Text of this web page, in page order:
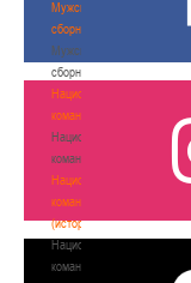
Мужские
сборные
Мужские
сборные
Национальная
команда
Национальная
команда
Национальная
команда
(история)
Национальная
команда